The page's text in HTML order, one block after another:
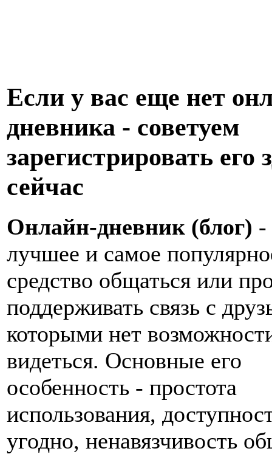
Если у вас еще нет
дневника - советуем
зарегистрировать его
сейчас
Онлайн-дневник (блог) -
лучшее и самое
средство общаться или
поддерживать связь с
которыми нет
видеться. Основные его
особенность - простота
использования,
угодно, ненавязчивость